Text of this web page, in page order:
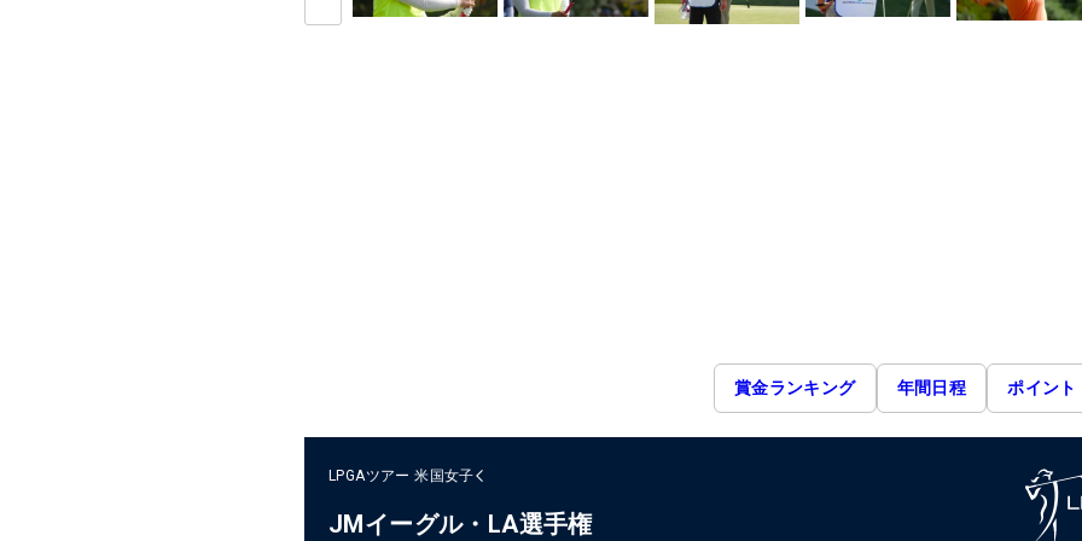
賞金ランキング 年間日程 ポイント
LPGAツアー 米国女子
JMイーグル・LA選手権